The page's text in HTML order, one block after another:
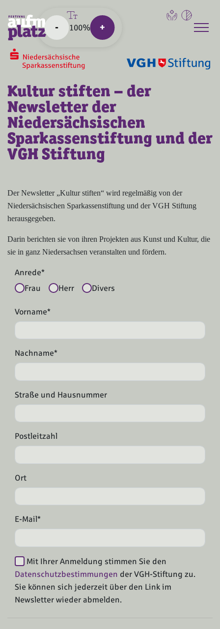
- 100% +
Kultur stiften – der
Newsletter der
Niedersächsischen
Sparkassenstiftung und der
VGH Stiftung
Der Newsletter „Kultur stiften“ wird regelmäßig von der
Niedersächsischen Sparkassenstiftung und der VGH Stiftung
herausgegeben.
Darin berichten sie von ihren Projekten aus Kunst und Kultur, die
sie in ganz Niedersachsen veranstalten und fördern.
Anrede*
Frau
Herr Divers
Vorname*
Nachname*
Straße und Hausnummer
Postleitzahl
Ort
E-Mail*
Mit Ihrer Anmeldung stimmen Sie den
Datenschutzbestimmungen der VGH-Stiftung zu.
Sie können sich jederzeit über den Link im
Newsletter wieder abmelden.